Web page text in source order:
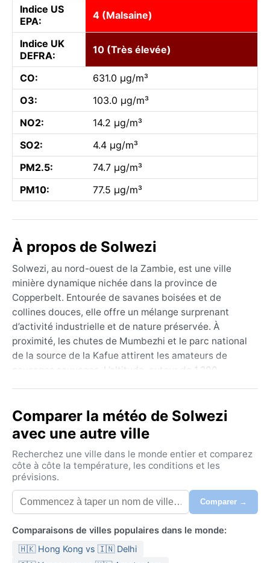
Indice US
EPA:
4 (Malsaine)
Indice UK
DEFRA:
10 (Très élevée)
CO:
631.0 µg/m³
O3:
103.0 µg/m³
NO2:
14.2 µg/m³
SO2:
4.4 µg/m³
PM2.5:
74.7 µg/m³
PM10:
77.5 µg/m³
À propos de Solwezi
Solwezi, au nord-ouest de la Zambie, est une ville
minière dynamique nichée dans la province de
Copperbelt. Entourée de savanes boisées et de
collines douces, elle offre un mélange surprenant
d’activité industrielle et de nature préservée. À
proximité, les chutes de Mumbezhi et le parc national
de la source de la Kafue attirent les amateurs de
paysages sauvages. L’altitude, autour de 1 200
Le climat, classé Cwb (subtropical d’altitude), se
divise en deux saisons marquées. L’été austral, de
novembre à mars, est chaud et très pluvieux, avec
des averses souvent violentes et une humidité
élevée. Les températures diurnes frôlent les 30 °C,
mais tombent agréablement la nuit. L’hiver, de mai à
août, est sec et frais : les journées restent douces
sous les 10 °C. Pour les déplacements, des vêtements
légers et un imperméable sont indispensables en été ;
Comparer la météo de Solwezi
avec une autre ville
Recherchez une ville dans le monde entier et comparez
côte à côte la température, les conditions et les
prévisions.
Comparer →
Comparaisons de villes populaires dans le monde:
🇭🇰 Hong Kong vs 🇮🇳 Delhi